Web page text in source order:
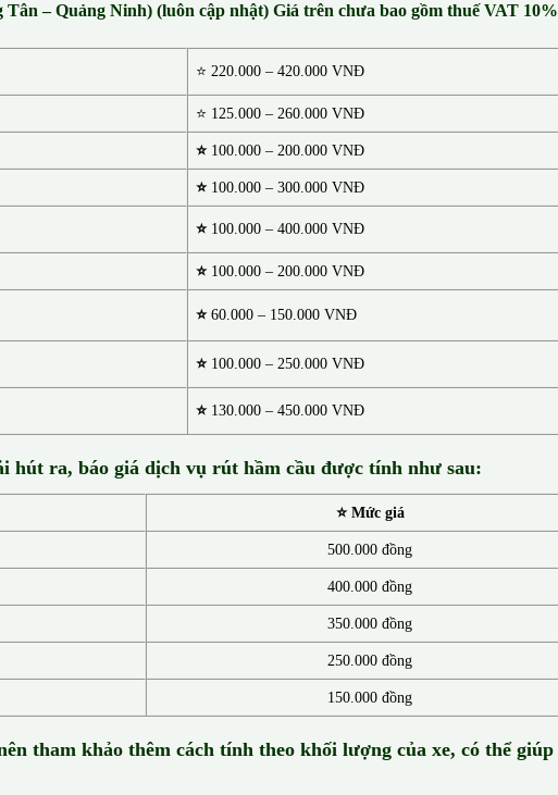
– Quảng Ninh) (luôn cập nhật) Giá trên chưa bao gồm thuế VAT 10%
⭐ 220.000 – 420.000 VNĐ
⭐ 125.000 – 260.000 VNĐ
⭐ 100.000 – 200.000 VNĐ
⭐100.000 – 300.000 VNĐ
⭐100.000 – 400.000 VNĐ
⭐100.000 – 200.000 VNĐ
⭐60.000 – 150.000 VNĐ
⭐ 100.000 – 250.000 VNĐ
⭐130.000 – 450.000 VNĐ
hút ra, báo giá dịch vụ rút hầm cầu được tính như sau:
⭐ Mức giá
500.000 đồng
400.000 đồng
350.000 đồng
250.000 đồng
150.000 đồng
tham khảo thêm cách tính theo khối lượng của xe, có thể giúp